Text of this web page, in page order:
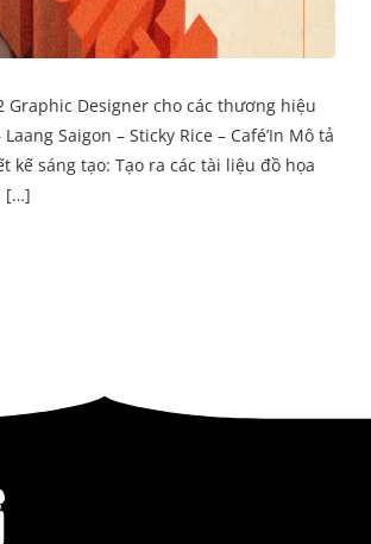
Graphic Designer cho các thương hiệu
Saigon – Sticky Rice – Café’In Mô tả
kế sáng tạo: Tạo ra các tài liệu đồ họa
[…]